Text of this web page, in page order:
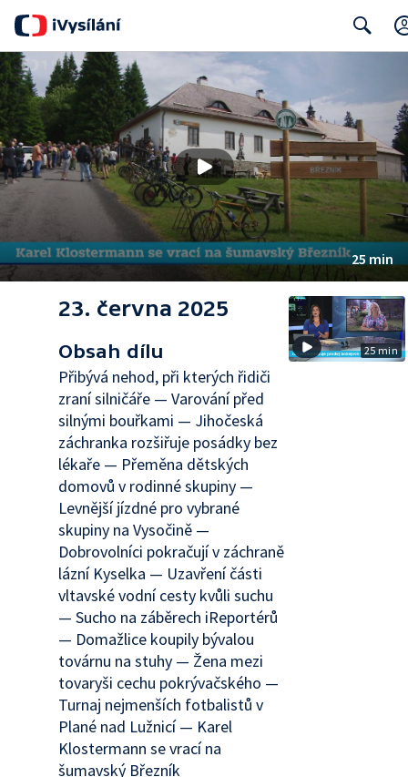
25 min
23. června 2025
Obsah dílu
Přibývá nehod, při kterých řidiči
zraní silničáře — Varování před
silnými bouřkami — Jihočeská
záchranka rozšiřuje posádky bez
lékaře — Přeměna dětských
domovů v rodinné skupiny —
Levnější jízdné pro vybrané
skupiny na Vysočině —
Dobrovolníci pokračují v záchraně
lázní Kyselka — Uzavření části
vltavské vodní cesty kvůli suchu
— Sucho na záběrech iReportérů
— Domažlice koupily bývalou
továrnu na stuhy — Žena mezi
tovaryši cechu pokrývačského —
Turnaj nejmenších fotbalistů v
Plané nad Lužnicí — Karel
Klostermann se vrací na
šumavský Březník
25 min